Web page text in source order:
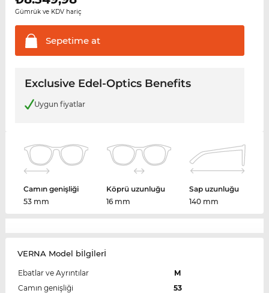
Gümrük ve KDV hariç
Sepetimeat
Exclusive Edel-Optics Benefits
Uygun fiyatlar
Camın genişliği
53 mm
Köprü uzunluğu
16 mm
Sap uzunluğu
140 mm
VERNA Model bİlgİlerİ
Ebatlar ve Ayrıntılar
M
Camın genişliği
53